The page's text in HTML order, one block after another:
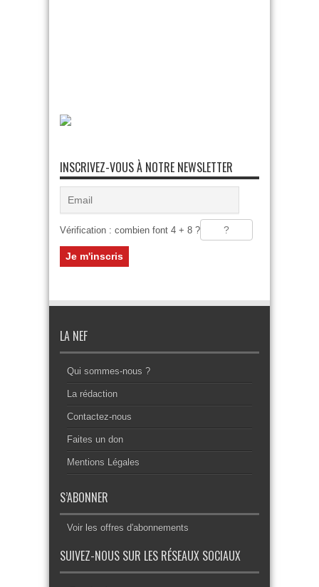
INSCRIVEZ-VOUS À NOTRE NEWSLETTER
Vérification : combien font 4 + 8 ?
LA NEF
Qui sommes-nous ?
La rédaction
Contactez-nous
Faites un don
Mentions Légales
S’ABONNER
Voir les offres d'abonnements
SUIVEZ-NOUS SUR LES RÉSEAUX SOCIAUX